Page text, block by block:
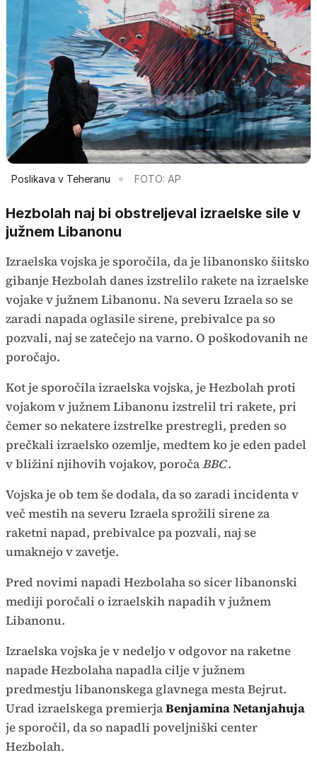
Poslikava v Teheranu FOTO: AP
Hezbolah naj bi obstreljeval izraelske sile v
južnem Libanonu
Izraelska vojska je sporočila, da je libanonsko šiitsko
gibanje Hezbolah danes izstrelilo rakete na izraelske
vojake v južnem Libanonu. Na severu Izraela so se
zaradi napada oglasile sirene, prebivalce pa so
pozvali, naj se zatečejo na varno. O poškodovanih ne
poročajo.
Kot je sporočila izraelska vojska, je Hezbolah proti
vojakom v južnem Libanonu izstrelil tri rakete, pri
čemer so nekatere izstrelke prestregli, preden so
prečkali izraelsko ozemlje, medtem ko je eden padel
v bližini njihovih vojakov, poročaBBC.
Vojska je ob tem še dodala, da so zaradi incidenta v
več mestih na severu Izraela sprožili sirene za
raketni napad, prebivalce pa pozvali, naj se
umaknejo v zavetje.
Pred novimi napadi Hezbolaha so sicer libanonski
mediji poročali o izraelskih napadih v južnem
Libanonu.
Izraelska vojska je v nedeljo v odgovor na raketne
napade Hezbolaha napadla cilje v južnem
predmestju libanonskega glavnega mesta Bejrut.
Urad izraelskega premierjaBenjamina Netanjahuja
je sporočil, da so napadli poveljniški center
Hezbolah.